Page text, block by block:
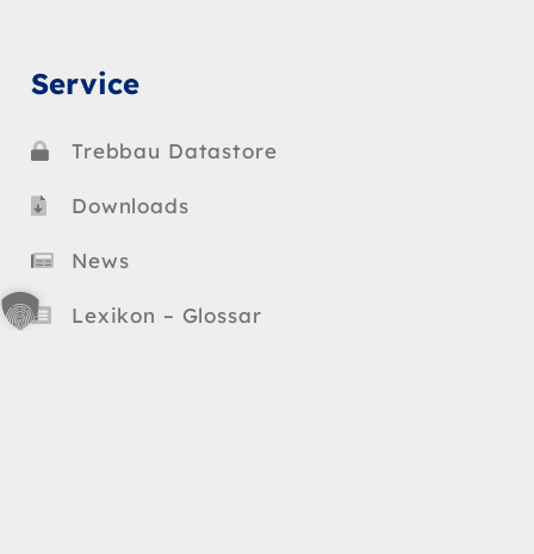
Service
Trebbau Datastore
Downloads
News
Lexikon – Glossar